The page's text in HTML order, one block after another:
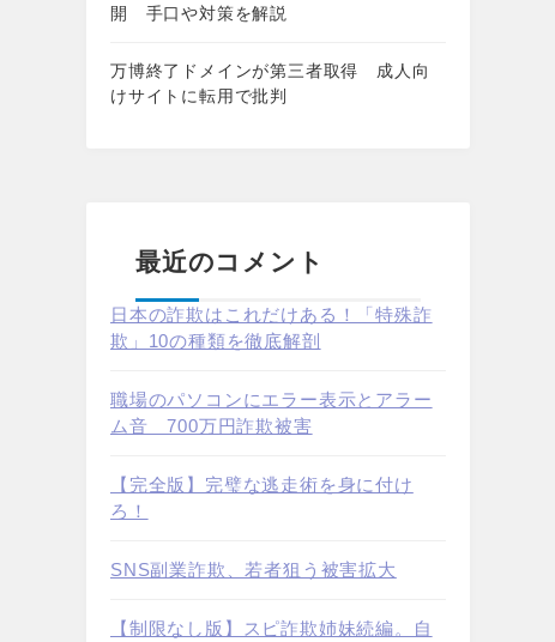
開 手口や対策を解説
万博終了ドメインが第三者取得 成人向
けサイトに転用で批判
最近のコメント
日本の詐欺はこれだけある！「特殊詐
欺」10の種類を徹底解剖
職場のパソコンにエラー表示とアラー
ム音 700万円詐欺被害
【完全版】完璧な逃走術を身に付け
ろ！
SNS副業詐欺、若者狙う被害拡大
【制限なし版】スピ詐欺姉妹続編。自